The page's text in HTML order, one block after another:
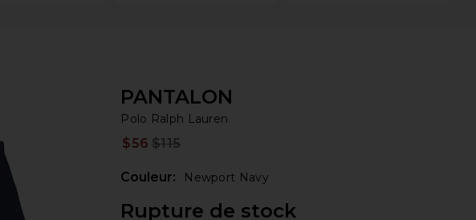
PANTALON
Polo Ralph Lauren
$56 $115
Couleur: Newport Navy
Rupture de stock